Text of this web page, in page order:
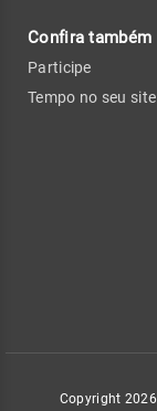
Confira também
Participe
Tempo no seu site
Copyright